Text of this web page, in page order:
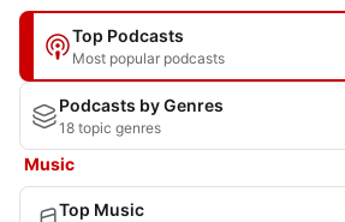
Top Podcasts
Most popular podcasts
Podcasts by Genres
18 topic genres
Music
Top Music